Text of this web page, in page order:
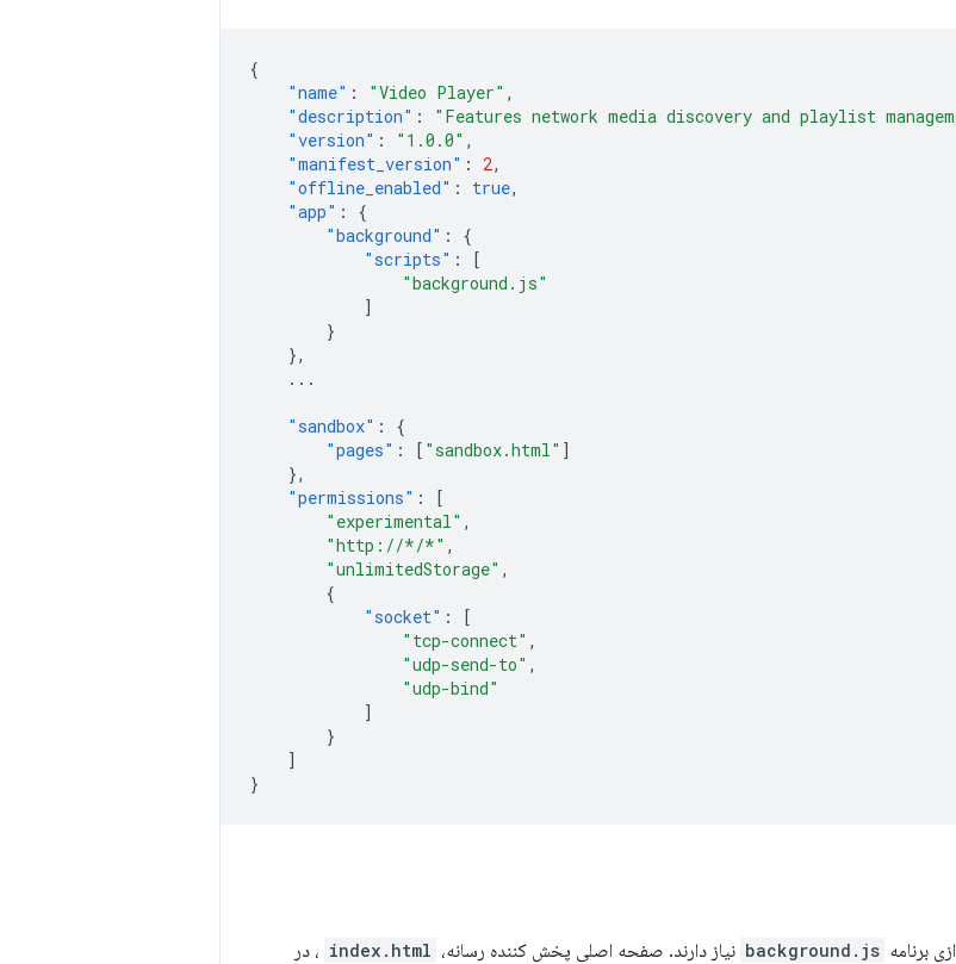
{
"name" : "Video Player" ,
"description" : "Features network media discovery and playlist
"version" : "1.0.0" ,
"manifest_version" : 2,
"offline_enabled" : true,
"app" :
{
"background" :
{
"scripts" :
[
"background.js"
]
}
},
...
"sandbox" :
{
"pages" : [ "sandbox.html" ]
},
"permissions" :
[
"experimental" ,
"http://*/*" ,
"unlimitedStorage" ,
{
"socket" :
[
"tcp-connect" ,
"udp-send-to" ,
"udp-bind"
]
}
]
}
background.js نیاز دارند. صفحه اصلی پخش کننده رسانه، index.html ، در